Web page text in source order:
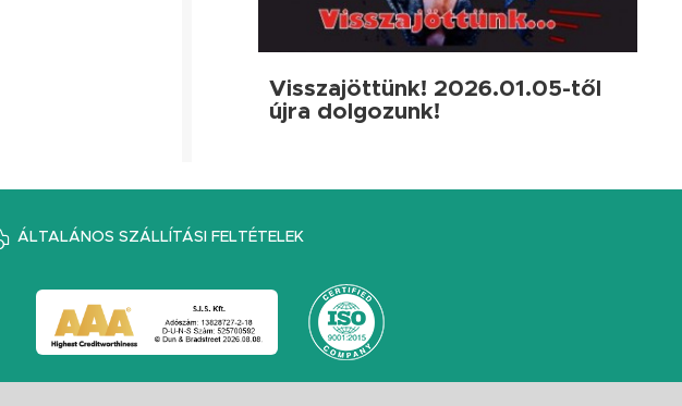
Visszajöttünk! 2026.01.05-től
újra dolgozunk!
ÁLTALÁNOS SZÁLLÍTÁSI FELTÉTELEK